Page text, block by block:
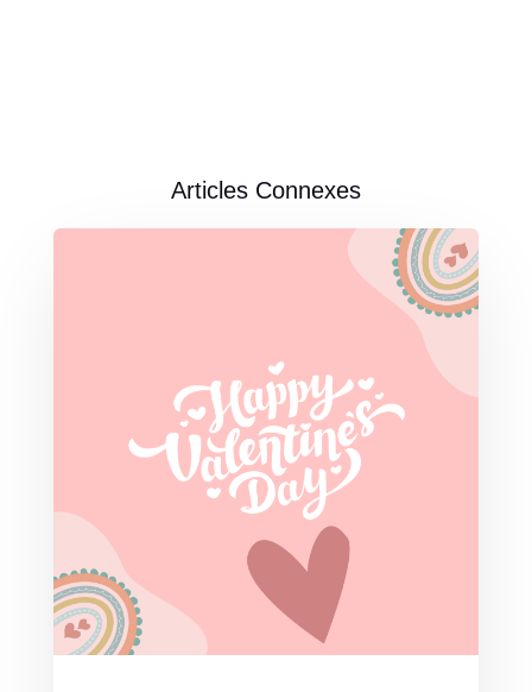
Articles Connexes